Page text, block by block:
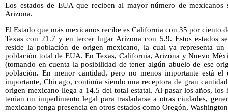
Los estados de EUA que reciben al mayor número de
Arizona.
El Estado que más mexicanos recibe es California con 35 por ciento
Texas con 21.7 y en tercer lugar Arizona con 5.9. Estos estados
reside la población de origen mexicano, la cual ya representa un
población total de EUA. En Texas, California, Arizona y Nuevo
(tomando en cuenta la posibilidad de tener algún abuelo de ese
población. En menor cantidad, pero no menos importante está
importante, Chicago, continúa siendo una receptora de gran
origen mexicano llega a 14.5 del total estatal. Al pasar los años,
tenían un impedimento legal para trasladarse a otras ciudades,
mexicano tenga presencia en otros estados como Oregón,